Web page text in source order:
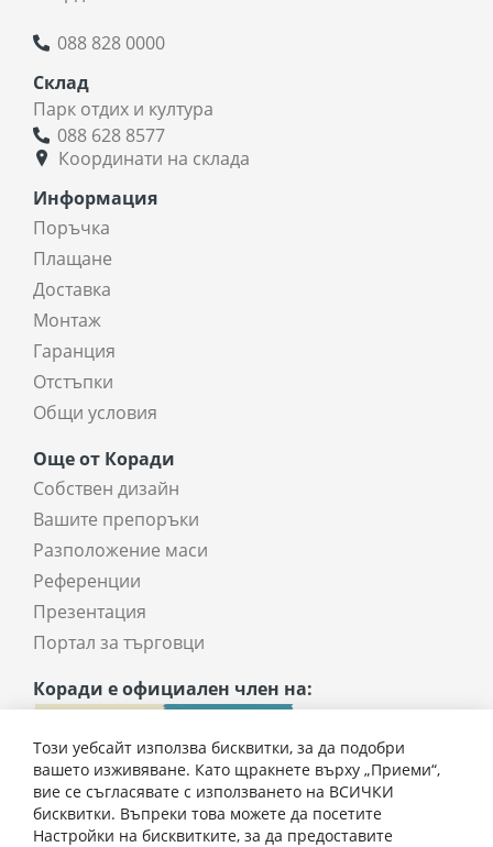
088 828 0000
Склад
Парк отдих и култура
088 628 8577
Координати на склада
Информация
Поръчка
Плащане
Доставка
Монтаж
Гаранция
Отстъпки
Общи условия
Още от Коради
Собствен дизайн
Вашите препоръки
Разположение маси
Референции
Презентация
Портал за търговци
Коради е официален член на:
Този уебсайт използва бисквитки, за да подобри
вашето изживяване. Като щракнете върху „Приеми“,
вие се съгласявате с използването на ВСИЧКИ
бисквитки. Въпреки това можете да посетите
Настройки на бисквитките, за да предоставите